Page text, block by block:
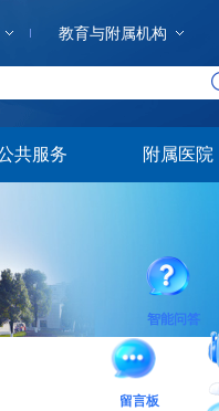
教育与附属机构
共服务 附属医院
智能问答
留言板